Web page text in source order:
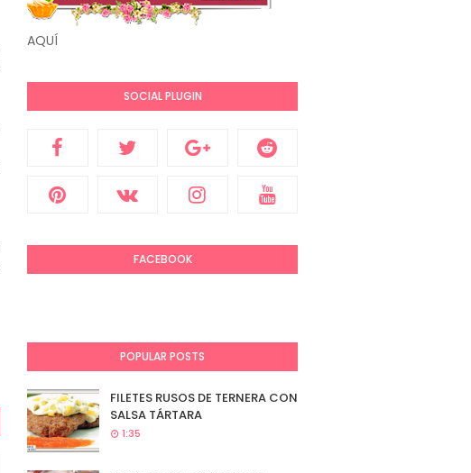
AQUÍ
SOCIAL PLUGIN
FACEBOOK
POPULAR POSTS
FILETES RUSOS DE TERNERA CON
SALSA TÁRTARA
1:35